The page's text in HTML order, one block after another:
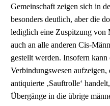
Gemeinschaft zeigen sich in
besonders deutlich, aber die
lediglich eine Zuspitzung von
auch an alle anderen Cis-
gestellt werden. Insofern
Verbindungswesen aufzeigen,
antiquierte ‚Sauftrolle‘
Übergänge in die übrige